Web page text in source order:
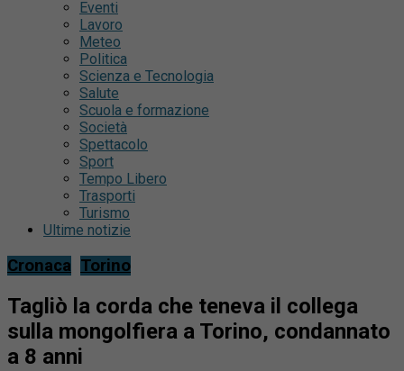
Eventi
Lavoro
Meteo
Politica
Scienza e Tecnologia
Salute
Scuola e formazione
Società
Spettacolo
Sport
Tempo Libero
Trasporti
Turismo
Ultime notizie
Cronaca Torino
Tagliò la corda che teneva il collega
sulla mongolfiera a Torino, condannato
a 8 anni